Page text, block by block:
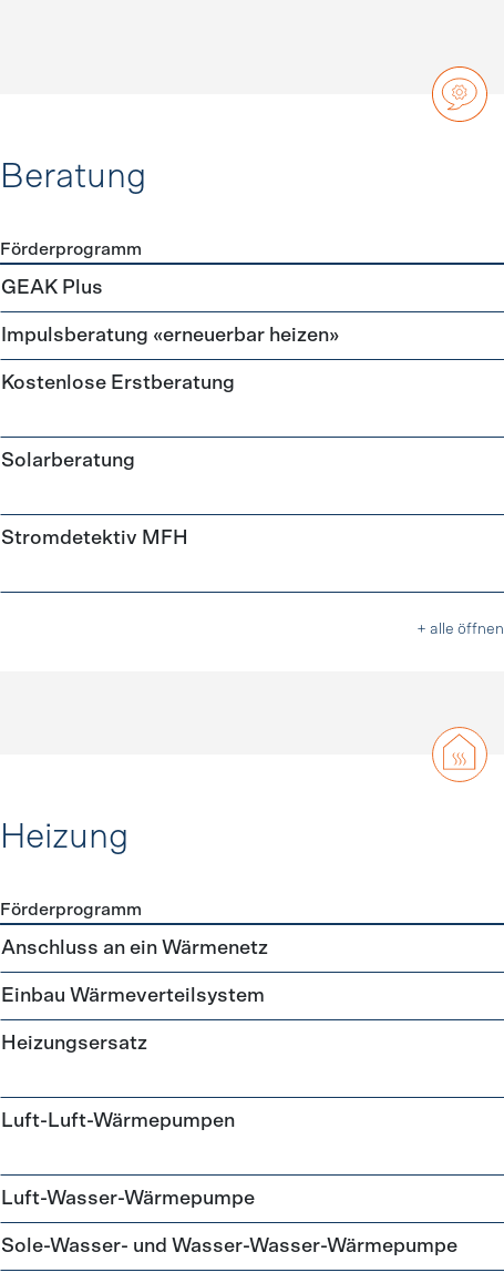
Beratung
Förderprogramme
Förderprogramm
GEAK Plus
Impulsberatung «erneuerbar heizen»
Kostenlose Erstberatung
Solarberatung
Stromdetektiv MFH
+ alle öffnen
Heizung
Förderprogramme Heizung
Förderprogramm
Anschluss an ein Wärmenetz
Einbau Wärmeverteilsystem
Heizungsersatz
Luft-Luft-Wärmepumpen
Luft-Wasser-Wärmepumpe
Sole-Wasser- und Wasser-Wasser-Wärmepumpe